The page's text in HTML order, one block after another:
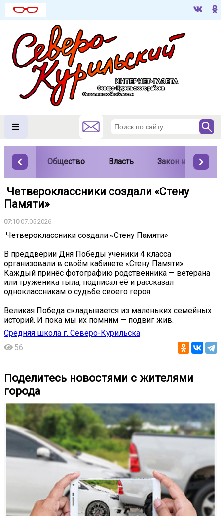
Общество Власть Закон и порядок
️ Четвероклассники создали «Стену
Памяти»
07:1007.05.2026
️ Четвероклассники создали «Стену Памяти»
В преддверии Дня Победы ученики 4 класса
организовали в своём кабинете «Стену Памяти».
Каждый принёс фотографию родственника — ветерана
или труженика тыла, подписал её и рассказал
одноклассникам о судьбе своего героя.
Великая Победа складывается из маленьких семейных
историй. И пока мы их помним — подвиг жив. ️
Средняя школа г. Северо-Курильска
56
Поделитесь новостями с жителями
города